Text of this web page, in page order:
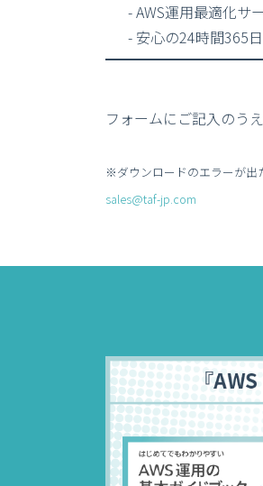
- AWS運用最適化サ
- 安心の24時間365
フォームにご記入のう
※ダウンロードのエラーが出
sales@taf-jp.com